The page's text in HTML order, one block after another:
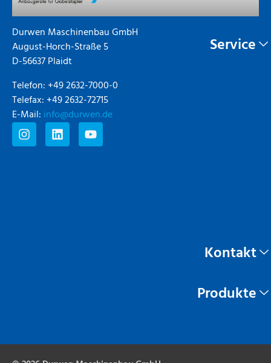
Durwen Maschinenbau GmbH
August-Horch-Straße 5
D-56637 Plaidt
Telefon: +49 2632-7000-0
Telefax: +49 2632-72715
E-Mail: info@durwen.de
Service
Kontakt
Produkte